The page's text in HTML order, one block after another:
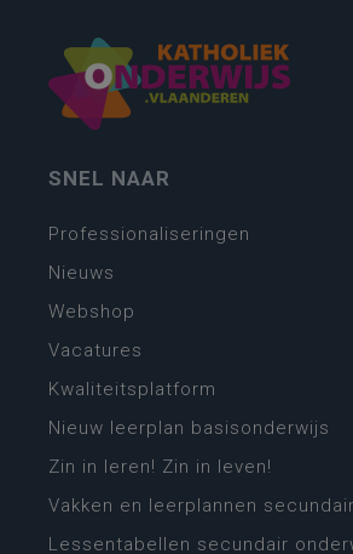
SNEL NAAR
Professionaliseringen
Nieuws
Webshop
Vacatures
Kwaliteitsplatform
Nieuw leerplan basisonderwijs
Zin in leren! Zin in leven!
Vakken en leerplannen
Lessentabellen secundair